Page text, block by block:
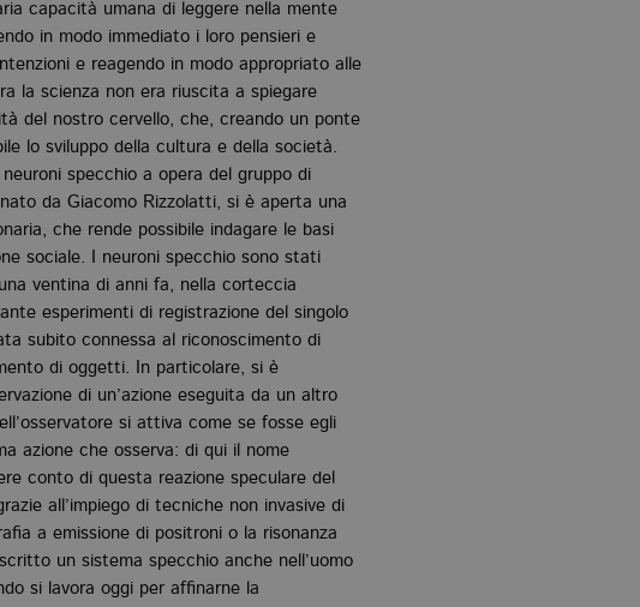
capacità umana di leggere nella mente
in modo immediato i loro pensieri e
e reagendo in modo appropriato alle
la scienza non era riuscita a spiegare
del nostro cervello, che, creando un ponte
lo sviluppo della cultura e della società.
specchio a opera del gruppo di
da Giacomo Rizzolatti, si è aperta una
che rende possibile indagare le basi
sociale. I neuroni specchio sono stati
ventina di anni fa, nella corteccia
esperimenti di registrazione del singolo
subito connessa al riconoscimento di
di oggetti. In particolare, si è
di un’azione eseguita da un altro
si attiva come se fosse egli
azione che osserva: di qui il nome
conto di questa reazione speculare del
all’impiego di tecniche non invasive di
a emissione di positroni o la risonanza
un sistema specchio anche nell’uomo
si lavora oggi per affinarne la